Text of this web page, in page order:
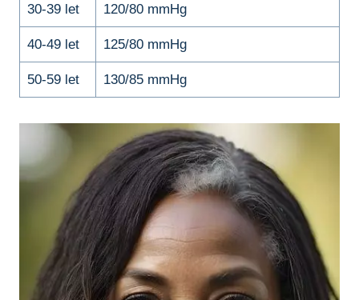
30-39 let 120/80 mmHg
40-49 let 125/80 mmHg
50-59 let 130/85 mmHg